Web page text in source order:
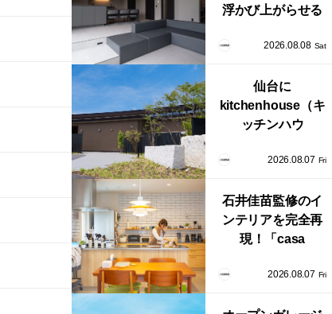
浮かび上がらせる
上がる住まい」の
2026.08.08 Sat
仙台に
kitchenhouse（キ
ッチンハウ
（グラフテクト）
型ショールームが
オープン！
2026.08.07 Fri
石井佳苗監修のイ
ンテリアを完全再
現！「casa
リンネル）」で叶
2026.08.07 Fri